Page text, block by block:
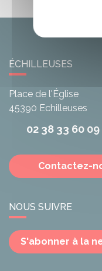
ÉCHILLEUSES
Place de l'Église
45390 Echilleuses
02 38 33 60 09
Contactez-
NOUS SUIVRE
S'abonner à la